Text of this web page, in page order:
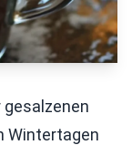
Wintertagen